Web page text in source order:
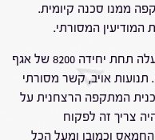
ממנו סכנה קיומית.
המודיעין המסורתי.
יחידת חצב האמונה על מודיעין גלוי שפעלה תחת יחידה 8200 של אגף
המודיעין משנת 1949 פורקה בשנת 2021. תנועות אויב, קשר מסורתי
המתקפה הרצחנית על
צריך זה לפקוח
וכמובן ומעל הכל